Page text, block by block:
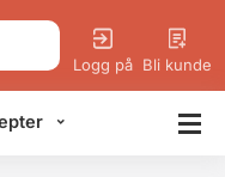
Logg på Bli kunde